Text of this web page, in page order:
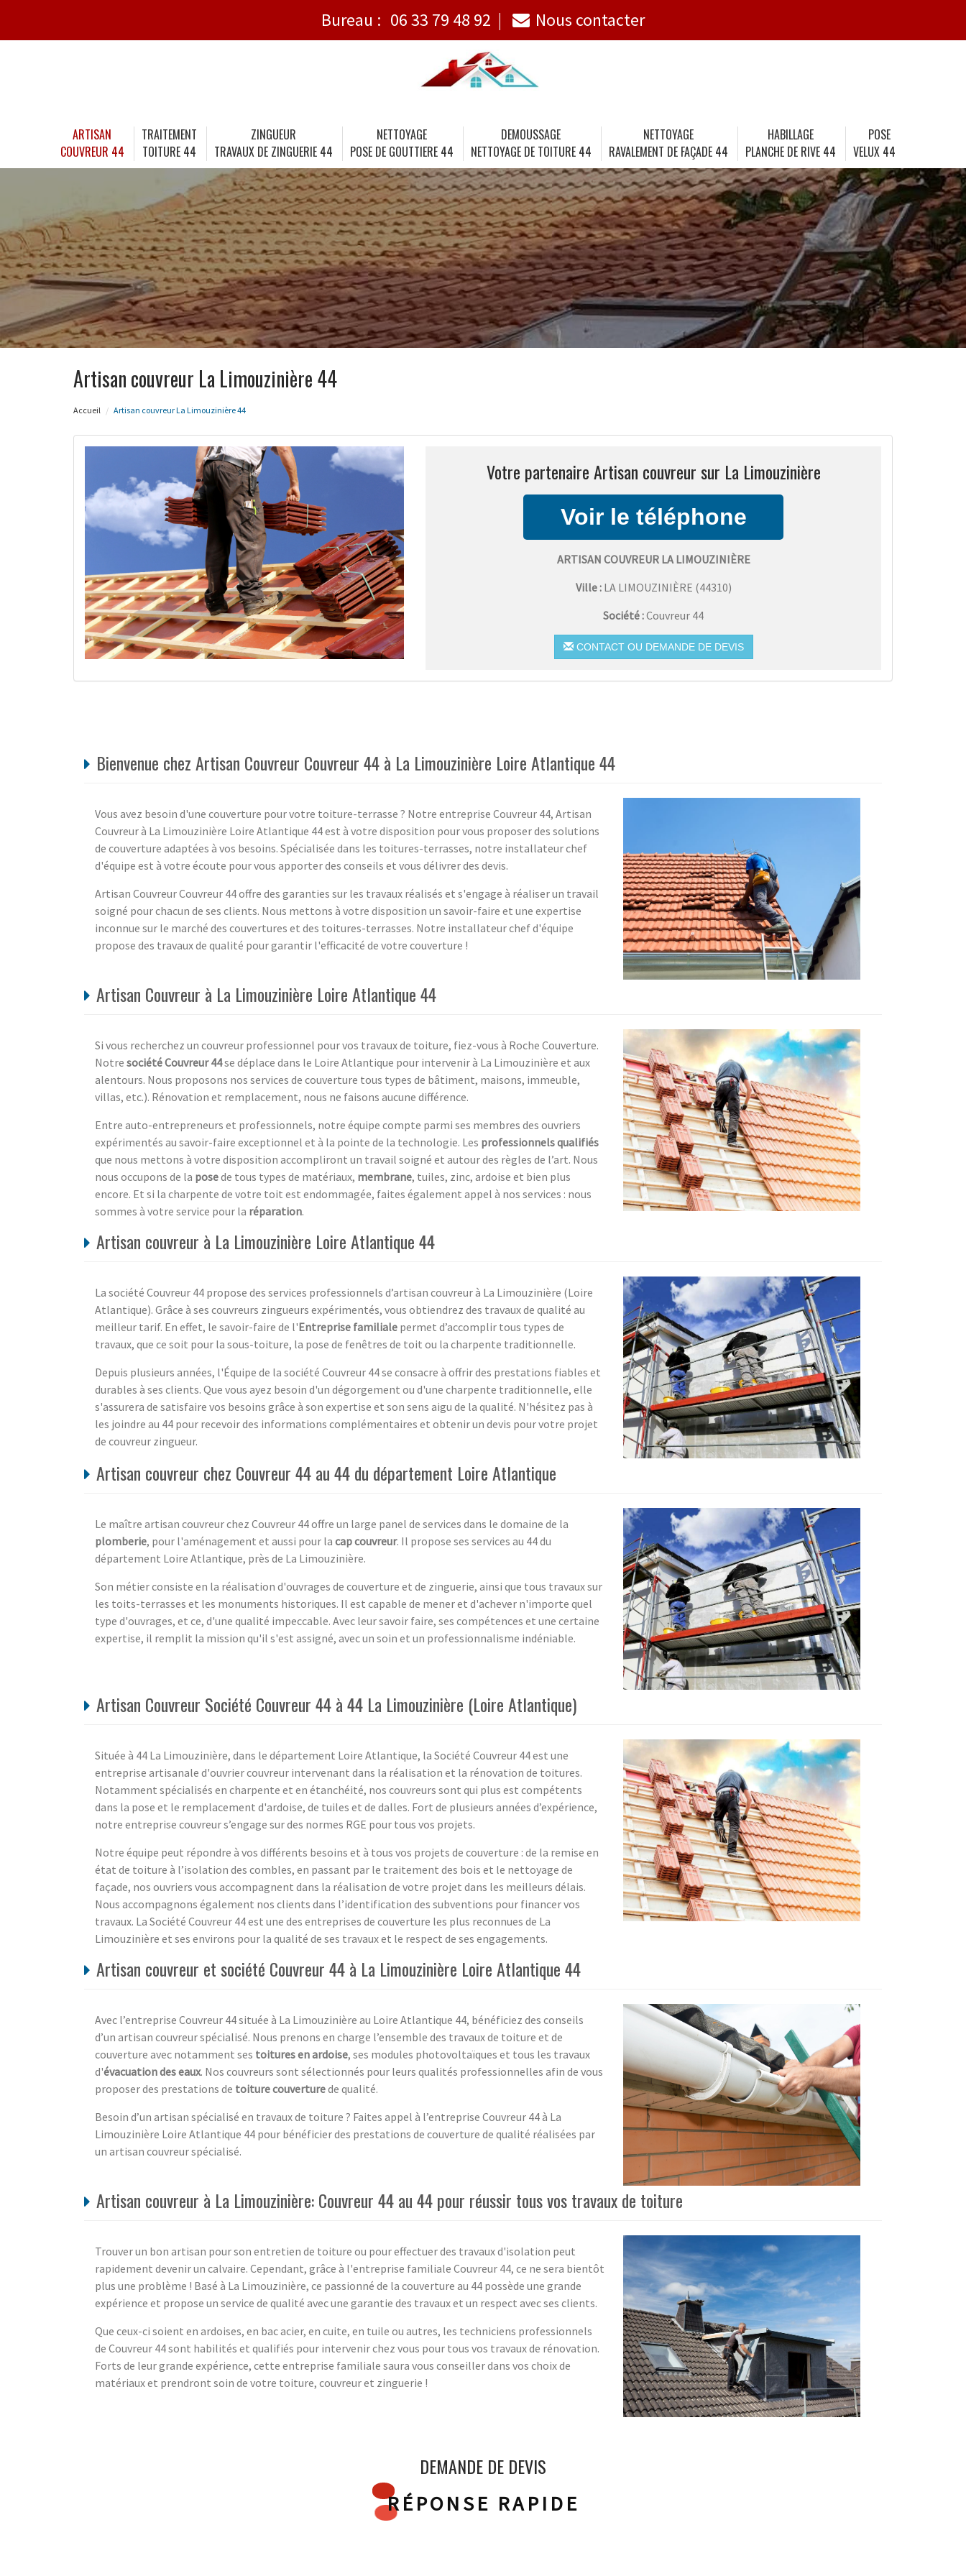
Bureau : 06 33 79 48 92 Nous contacter
ARTISAN
COUVREUR 44
TRAITEMENT
TOITURE 44
ZINGUEUR
TRAVAUX DE ZINGUERIE 44
NETTOYAGE
POSE DE GOUTTIERE 44
DEMOUSSAGE
NETTOYAGE DE TOITURE 44
NETTOYAGE
RAVALEMENT DE FAÇADE 44
HABILLAGE
PLANCHE DE RIVE 44
POSE
VELUX 44
Artisan couvreur La Limouzinière 44
Accueil Artisan couvreur La Limouzinière 44
Votre partenaire Artisan couvreur sur La Limouzinière
ARTISAN COUVREUR LA LIMOUZINIÈRE
Ville : LA LIMOUZINIÈRE (44310)
Société :Couvreur 44
CONTACT OU DEMANDE DE DEVIS
Bienvenue chez Artisan Couvreur Couvreur 44 à La Limouzinière Loire Atlantique 44
Vous avez besoin d'une couverture pour votre toiture-terrasse ? Notre entreprise Couvreur 44, Artisan
Couvreur à La Limouzinière Loire Atlantique 44 est à votre disposition pour vous proposer des solutions
de couverture adaptées à vos besoins. Spécialisée dans les toitures-terrasses, notre installateur chef
d'équipe est à votre écoute pour vous apporter des conseils et vous délivrer des devis.
Artisan Couvreur Couvreur 44 offre des garanties sur les travaux réalisés et s'engage à réaliser un travail
soigné pour chacun de ses clients. Nous mettons à votre disposition un savoir-faire et une expertise
inconnue sur le marché des couvertures et des toitures-terrasses. Notre installateur chef d'équipe
propose des travaux de qualité pour garantir l'efficacité de votre couverture !
Artisan Couvreur à La Limouzinière Loire Atlantique 44
Si vous recherchez un couvreur professionnel pour vos travaux de toiture, fiez-vous à Roche Couverture.
Notre société Couvreur 44se déplace dans le Loire Atlantique pour intervenir à La Limouzinière et aux
alentours. Nous proposons nos services de couverture tous types de bâtiment, maisons, immeuble,
villas, etc.). Rénovation et remplacement, nous ne faisons aucune différence.
Entre auto-entrepreneurs et professionnels, notre équipe compte parmi ses membres des ouvriers
expérimentés au savoir-faire exceptionnel et à la pointe de la technologie. Les professionnels qualifiés
que nous mettons à votre disposition accompliront un travail soigné et autour des règles de l’art. Nous
nous occupons de la posede tous types de matériaux, membrane, tuiles, zinc, ardoise et bien plus
encore. Et si la charpente de votre toit est endommagée, faites également appel à nos services : nous
sommes à votre service pour la réparation.
Artisan couvreur à La Limouzinière Loire Atlantique 44
La société Couvreur 44 propose des services professionnels d’artisan couvreur à La Limouzinière (Loire
Atlantique). Grâce à ses couvreurs zingueurs expérimentés, vous obtiendrez des travaux de qualité au
meilleur tarif. En effet, le savoir-faire de l'Entreprise familiale permet d’accomplir tous types de
travaux, que ce soit pour la sous-toiture, la pose de fenêtres de toit ou la charpente traditionnelle.
Depuis plusieurs années, l'Équipe de la société Couvreur 44 se consacre à offrir des prestations fiables et
durables à ses clients. Que vous ayez besoin d'un dégorgement ou d'une charpente traditionnelle, elle
s'assurera de satisfaire vos besoins grâce à son expertise et son sens aigu de la qualité. N'hésitez pas à
les joindre au 44 pour recevoir des informations complémentaires et obtenir un devis pour votre projet
de couvreur zingueur.
Artisan couvreur chez Couvreur 44 au 44 du département Loire Atlantique
Le maître artisan couvreur chez Couvreur 44 offre un large panel de services dans le domaine de la
plomberie, pour l'aménagement et aussi pour la cap couvreur. Il propose ses services au 44 du
département Loire Atlantique, près de La Limouzinière.
Son métier consiste en la réalisation d'ouvrages de couverture et de zinguerie, ainsi que tous travaux sur
les toits-terrasses et les monuments historiques. Il est capable de mener et d'achever n'importe quel
type d'ouvrages, et ce, d'une qualité impeccable. Avec leur savoir faire, ses compétences et une certaine
expertise, il remplit la mission qu'il s'est assigné, avec un soin et un professionnalisme indéniable.
Artisan Couvreur Société Couvreur 44 à 44 La Limouzinière (Loire Atlantique)
Située à 44 La Limouzinière, dans le département Loire Atlantique, la Société Couvreur 44 est une
entreprise artisanale d'ouvrier couvreur intervenant dans la réalisation et la rénovation de toitures.
Notamment spécialisés en charpente et en étanchéité, nos couvreurs sont qui plus est compétents
dans la pose et le remplacement d'ardoise, de tuiles et de dalles. Fort de plusieurs années d’expérience,
notre entreprise couvreur s’engage sur des normes RGE pour tous vos projets.
Notre équipe peut répondre à vos différents besoins et à tous vos projets de couverture : de la remise en
état de toiture à l’isolation des combles, en passant par le traitement des bois et le nettoyage de
façade, nos ouvriers vous accompagnent dans la réalisation de votre projet dans les meilleurs délais.
Nous accompagnons également nos clients dans l’identification des subventions pour financer vos
travaux. La Société Couvreur 44 est une des entreprises de couverture les plus reconnues de La
Limouzinière et ses environs pour la qualité de ses travaux et le respect de ses engagements.
Artisan couvreur et société Couvreur 44 à La Limouzinière Loire Atlantique 44
Avec l’entreprise Couvreur 44 située à La Limouzinière au Loire Atlantique 44, bénéficiez des conseils
d’un artisan couvreur spécialisé. Nous prenons en charge l’ensemble des travaux de toiture et de
couverture avec notamment ses toitures en ardoise, ses modules photovoltaïques et tous les travaux
d'évacuation des eaux. Nos couvreurs sont sélectionnés pour leurs qualités professionnelles afin de vous
proposer des prestations de toiture couverturede qualité.
Besoin d’un artisan spécialisé en travaux de toiture ? Faites appel à l’entreprise Couvreur 44 à La
Limouzinière Loire Atlantique 44 pour bénéficier des prestations de couverture de qualité réalisées par
un artisan couvreur spécialisé.
Artisan couvreur à La Limouzinière: Couvreur 44 au 44 pour réussir tous vos travaux de toiture
Trouver un bon artisan pour son entretien de toiture ou pour effectuer des travaux d'isolation peut
rapidement devenir un calvaire. Cependant, grâce à l'entreprise familiale Couvreur 44, ce ne sera bientôt
plus une problème ! Basé à La Limouzinière, ce passionné de la couverture au 44 possède une grande
expérience et propose un service de qualité avec une garantie des travaux et un respect avec ses clients.
Que ceux-ci soient en ardoises, en bac acier, en cuite, en tuile ou autres, les techniciens professionnels
de Couvreur 44 sont habilités et qualifiés pour intervenir chez vous pour tous vos travaux de rénovation.
Forts de leur grande expérience, cette entreprise familiale saura vous conseiller dans vos choix de
matériaux et prendront soin de votre toiture, couvreur et zinguerie !
DEMANDE DE DEVIS
RÉPONSE RAPIDE